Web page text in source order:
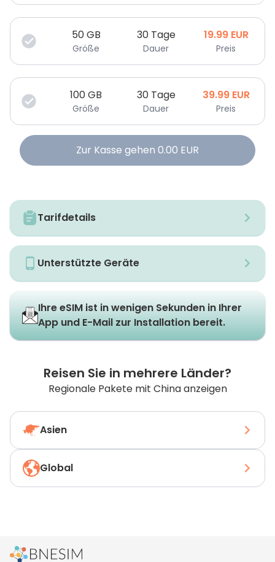
50GB
Größe
30 Tage
Dauer
19.99 EUR
Preis
100GB
Größe
30 Tage
Dauer
39.99 EUR
Preis
Zur Kasse gehen 0.00 EUR
Tarifdetails
Unterstützte Geräte
Ihre eSIM ist in wenigen Sekunden in Ihrer
App und E-Mail zur Installation bereit.
Reisen Sie in mehrere Länder?
Regionale Pakete mit China anzeigen
Asien
Global